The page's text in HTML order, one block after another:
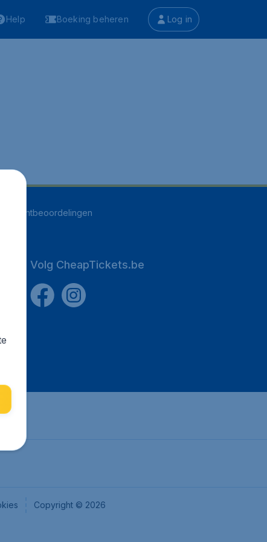
Help Boeking beheren Log in
klantbeoordelingen
Volg CheapTickets.be
Copyright © 2026